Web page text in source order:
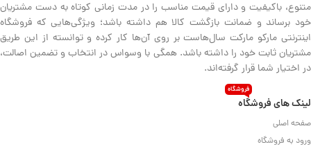
متنوع، باکیفیت و دارای قیمت مناسب را در مدت زمانی کوتاه به دست مشتریان
خود برساند و ضمانت بازگشت کالا هم داشته باشد؛ ویژگی‌هایی که فروشگاه
اینترنتی مارکو مارکت سال‌هاست بر روی آن‌ها کار کرده و توانسته از این طریق
مشتریان ثابت خود را داشته باشد. همگی با وسواس در انتخاب و تضمین اصالت،
در اختیار شما قرار گرفته‌اند.
لینک های فروشگاه
فروشگاه
صفحه اصلی
ورود به فروشگاه